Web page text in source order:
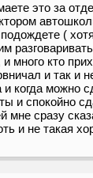
это за
(
много кто
и так и
когда можно
и спокойно
мне сразу
и не такая